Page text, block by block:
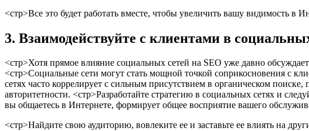
<стр>Все это будет работать вместе, чтобы увеличить вашу видимость в
3. Взаимодействуйте с клиентами в
<стр>Хотя прямое влияние социальных сетей на SEO уже давно
<стр>Социальные сети могут стать мощной точкой соприкосновения с
сетях часто коррелирует с сильным присутствием в органическом
авторитетности. <стр>Разработайте стратегию в социальных сетях и
вы общаетесь в Интернете, формирует общее восприятие вашего
<стр>Найдите свою аудиторию, вовлеките ее и заставьте ее влиять на